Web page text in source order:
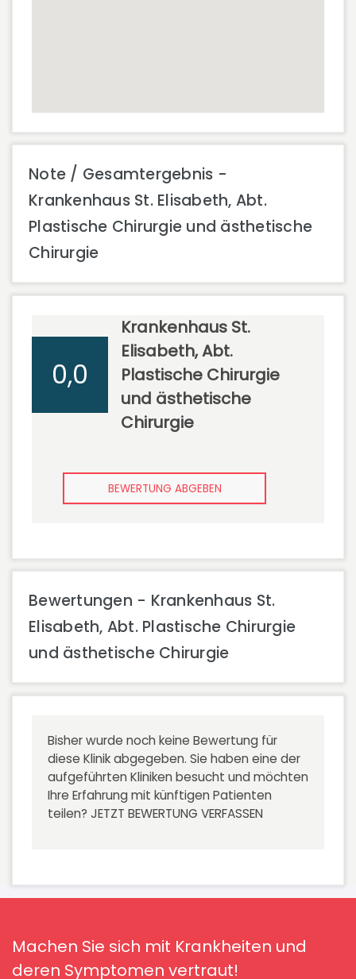
Note / Gesamtergebnis -
Krankenhaus St. Elisabeth, Abt.
Plastische Chirurgie und ästhetische
Chirurgie
0,0
Krankenhaus St.
Elisabeth, Abt.
Plastische Chirurgie
und ästhetische
Chirurgie
BEWERTUNG ABGEBEN
Bewertungen - Krankenhaus St.
Elisabeth, Abt. Plastische Chirurgie
und ästhetische Chirurgie
Bisher wurde noch keine Bewertung für
diese Klinik abgegeben. Sie haben eine der
aufgeführten Kliniken besucht und möchten
Ihre Erfahrung mit künftigen Patienten
teilen? JETZT BEWERTUNG VERFASSEN
Machen Sie sich mit Krankheiten und
deren Symptomen vertraut!